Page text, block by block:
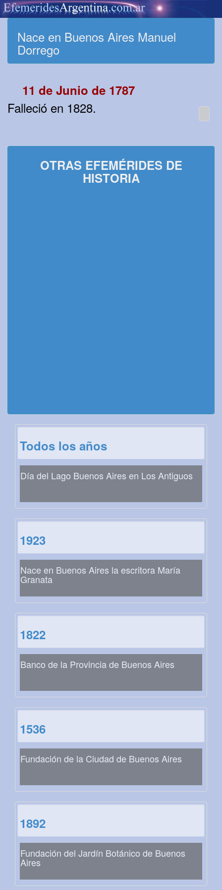
Nace en Buenos Aires Manuel
Dorrego
11 de Junio de 1787
Falleció en 1828.
OTRAS EFEMÉRIDES DE
HISTORIA
Todos los años
Día del Lago Buenos Aires en Los Antiguos
1923
Nace en Buenos Aires la escritora María
Granata
1822
Banco de la Provincia de Buenos Aires
1536
Fundación de la Ciudad de Buenos Aires
1892
Fundación del Jardín Botánico de Buenos
Aires